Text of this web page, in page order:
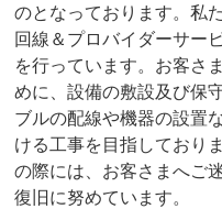
のとなっております。私
回線＆プロバイダーサー
を行っています。お客さ
めに、設備の敷設及び保
ブルの配線や機器の設置
ける工事を目指しており
の際には、お客さまへご
復旧に努めています。